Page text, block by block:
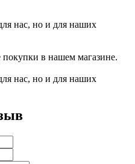
нас, но и для наших
покупки в нашем магазине.
нас, но и для наших